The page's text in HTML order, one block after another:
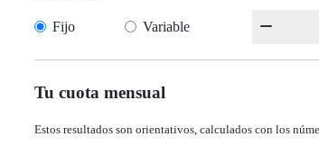
Fijo Variable
Tu cuota mensual
Estos resultados son orientativos, calculados con los